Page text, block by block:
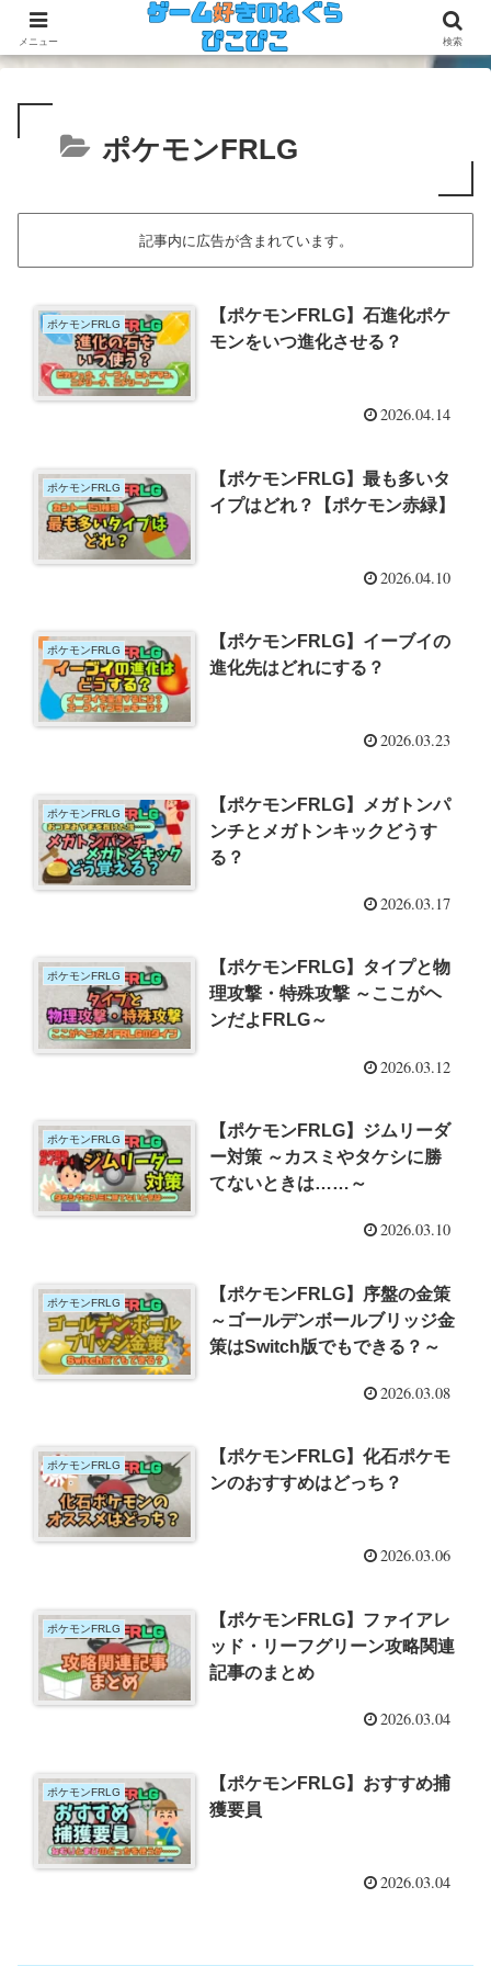
今のゲームも昔のゲームも面白い！
ポケモンFRLG
記事内に広告が含まれています。
ポケモンFRLG
【ポケモンFRLG】石進化ポケ
モンをいつ進化させる？
2026.04.14
ポケモンFRLG
【ポケモンFRLG】最も多いタ
イプはどれ？【ポケモン赤緑】
2026.04.10
ポケモンFRLG
【ポケモンFRLG】イーブイの
進化先はどれにする？
2026.03.23
ポケモンFRLG
【ポケモンFRLG】メガトンパ
ンチとメガトンキックどうす
る？
2026.03.17
ポケモンFRLG
【ポケモンFRLG】タイプと物
理攻撃・特殊攻撃 ～ここがヘ
ンだよFRLG～
2026.03.12
ポケモンFRLG
【ポケモンFRLG】ジムリーダ
ー対策 ～カスミやタケシに勝
てないときは……～
2026.03.10
ポケモンFRLG
【ポケモンFRLG】序盤の金策
～ゴールデンボールブリッジ金
策はSwitch版でもできる？～
2026.03.08
ポケモンFRLG
【ポケモンFRLG】化石ポケモ
ンのおすすめはどっち？
2026.03.06
ポケモンFRLG
【ポケモンFRLG】ファイアレ
ッド・リーフグリーン攻略関連
記事のまとめ
2026.03.04
ポケモンFRLG
【ポケモンFRLG】おすすめ捕
獲要員
2026.03.04
メニュー 検索